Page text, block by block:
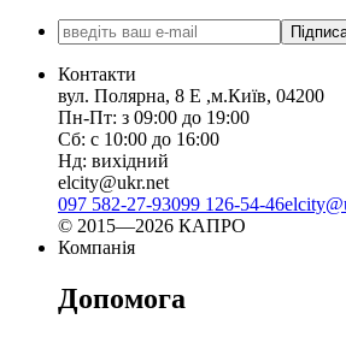
Контакти
вул. Полярна, 8 Е ,м.Київ, 04200
Пн-Пт: з 09:00 до 19:00
Сб: с 10:00 до 16:00
Нд: вихідний
elcity@ukr.net
097 582-27-93099 126-54-46
© 2015—2026 КАПРО
Компанія
Допомога